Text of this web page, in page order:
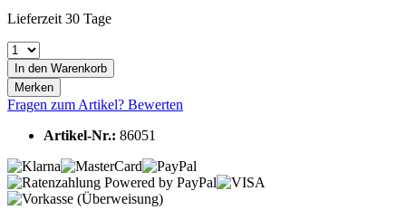
Lieferzeit 30 Tage
In den Warenkorb
Merken
Fragen zum Artikel? Bewerten
Artikel-Nr.: 86051